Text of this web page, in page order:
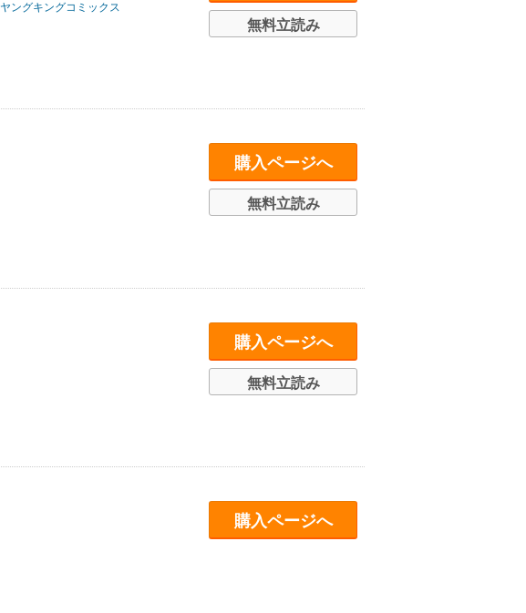
ヤングキングコミックス
無料立読み
購入ページへ
無料立読み
購入ページへ
無料立読み
購入ページへ